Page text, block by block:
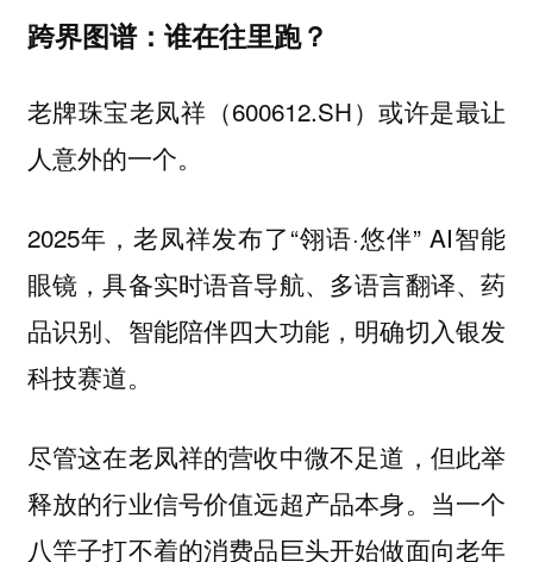
跨界图谱：谁在往里跑？
老牌珠宝老凤祥（600612.SH）或许是最让
人意外的一个。
2025年，老凤祥发布了“翎语·悠伴” AI智能
眼镜，具备实时语音导航、多语言翻译、药
品识别、智能陪伴四大功能，明确切入银发
科技赛道。
尽管这在老凤祥的营收中微不足道，但此举
释放的行业信号价值远超产品本身。 当一个
八竿子打不着的消费品巨头开始做面向老年